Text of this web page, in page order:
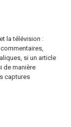
la télévision :
si un article
de manière
captures